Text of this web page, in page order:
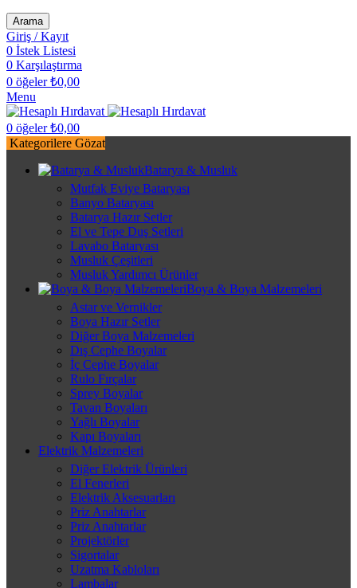
Arama
Giriş / Kayıt
0 İstek Listesi
0 Karşılaştırma
0 öğeler ₺0,00
Menu
0 öğeler ₺0,00
Kategorilere Gözat
Batarya & Musluk
Mutfak Eviye Bataryası
Banyo Bataryası
Batarya Hazır Setler
El ve Tepe Duş Setleri
Lavabo Bataryası
Musluk Çeşitleri
Musluk Yardımcı Ürünler
Boya & Boya Malzemeleri
Astar ve Vernikler
Boya Hazır Setler
Diğer Boya Malzemeleri
Dış Cephe Boyalar
İç Cephe Boyalar
Rulo Fırçalar
Sprey Boyalar
Tavan Boyaları
Yağlı Boyalar
Kapı Boyaları
Elektrik Malzemeleri
Diğer Elektrik Ürünleri
El Fenerleri
Elektrik Aksesuarları
Priz Anahtarlar
Priz Anahtarlar
Projektörler
Sigortalar
Uzatma Kabloları
Lambalar